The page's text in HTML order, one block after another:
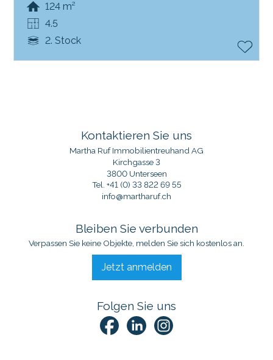
124 m²
4.5
2. Stock
Kontaktieren Sie uns
Martha Ruf Immobilientreuhand AG
Kirchgasse 3
3800 Unterseen
Tel. +41 (0) 33 822 69 55
info@martharuf.ch
Bleiben Sie verbunden
Verpassen Sie keine Objekte, melden Sie sich kostenlos an.
Jetzt anmelden
Folgen Sie uns